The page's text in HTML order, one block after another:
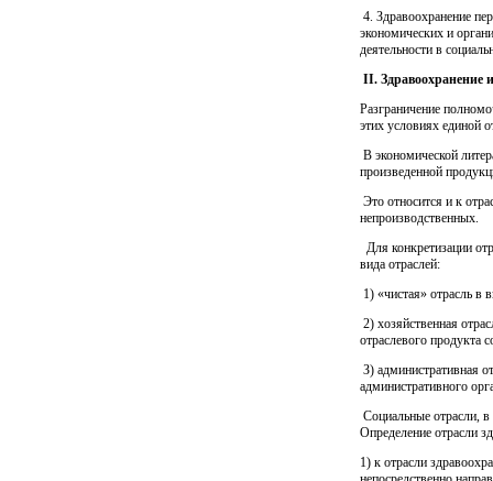
4. Здравоохранение
экономических и
деятельности в
II. Здравоохранение
Разграничение
этих условиях единой
В экономической
произведенной
Это относится и к
непроизводственных.
Для конкретизации
вида отраслей:
1) «чистая» отрасль в
2) хозяйственная
отраслевого продукта
З) административная
административного
Социальные отрасли,
Определение отрасли
1) к отрасли